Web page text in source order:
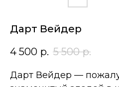
Дарт Вейдер
4 500 р. 5 500 р.
Дарт Вейдер —